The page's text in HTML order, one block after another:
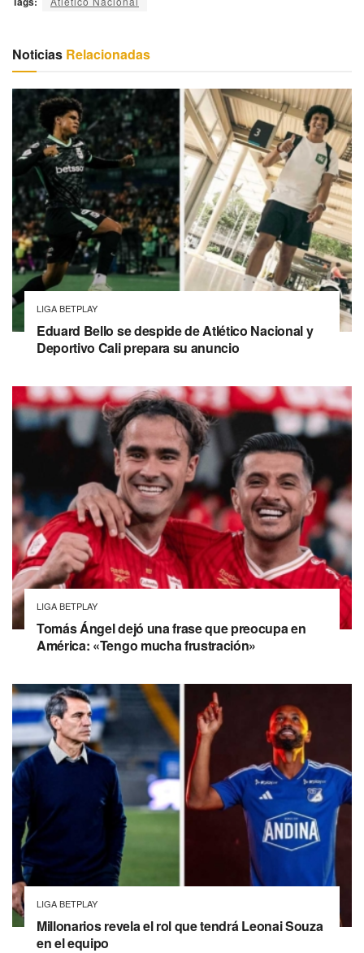
Noticias Relacionadas
LIGA BETPLAY
Eduard Bello se despide de Atlético Nacional y
Deportivo Cali prepara su anuncio
LIGA BETPLAY
Tomás Ángel dejó una frase que preocupa en
América: «Tengo mucha frustración»
LIGA BETPLAY
Millonarios revela el rol que tendrá Leonai Souza
en el equipo